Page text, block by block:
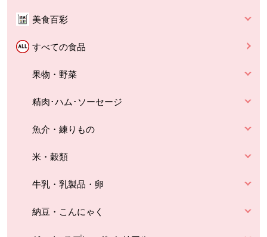
美食百彩
すべての食品
果物・野菜
精肉･ハム･ソーセージ
魚介・練りもの
米・穀類
牛乳・乳製品・卵
納豆・こんにゃく